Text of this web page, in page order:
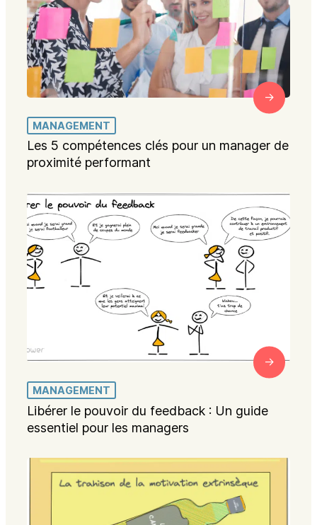
MANAGEMENT
Les 5 compétences clés pour un manager de
proximité performant
MANAGEMENT
Libérer le pouvoir du feedback : Un guide
essentiel pour les managers